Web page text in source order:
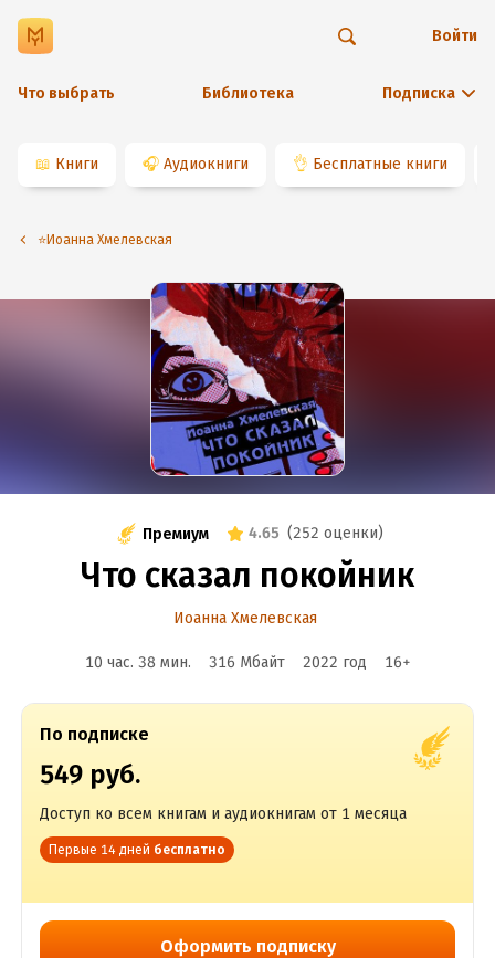
Что выбрать Библиотека Подписка
Войти
📖 Книги 🎧 Аудиокниги 👌 Бесплатные книги
⭐️Иоанна Хмелевская
Премиум 4.65 (252 оценки)
Что сказал покойник
Иоанна Хмелевская
10 час. 38 мин. 316 Мбайт 2022 год 16+
По подписке
549 руб.
Доступ ко всем книгам и аудиокнигам от 1 месяца
Первые 14 дней бесплатно
Оформить подписку